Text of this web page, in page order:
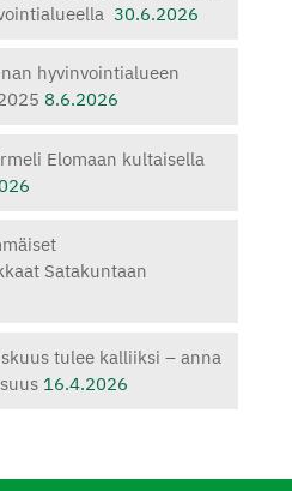
30.6.2026
hyvinvointialueen
8.6.2026
Elomaan kultaisella
Satakuntaan
tulee kalliiksi – anna
16.4.2026